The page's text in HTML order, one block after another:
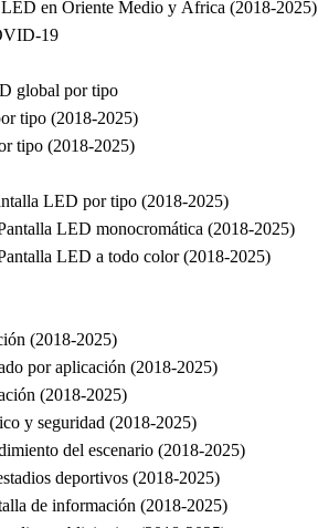
LED en Oriente Medio y África (2018-2025)
19
global por tipo
tipo (2018-2025)
tipo (2018-2025)
LED por tipo (2018-2025)
LED monocromática (2018-2025)
LED a todo color (2018-2025)
(2018-2025)
por aplicación (2018-2025)
(2018-2025)
y seguridad (2018-2025)
del escenario (2018-2025)
deportivos (2018-2025)
de información (2018-2025)